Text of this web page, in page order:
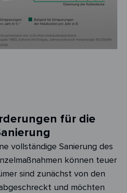
für die
vollständige Sanierung des
können teuer
sind zunächst von den
und möchten